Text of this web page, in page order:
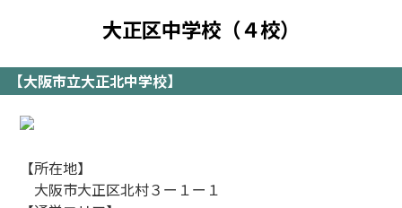
大正区中学校（４校）
【大阪市立大正北中学校】
【所在地】
大阪市大正区北村３ー１ー１